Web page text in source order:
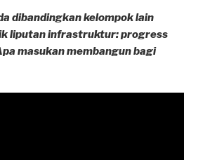
dibandingkan kelompok lain
liputan infrastruktur: progress
masukan membangun bagi